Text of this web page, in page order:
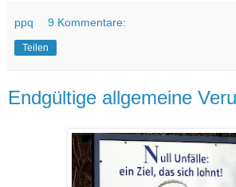
ppq 9 Kommentare:
Teilen
Endgültige allgemeine